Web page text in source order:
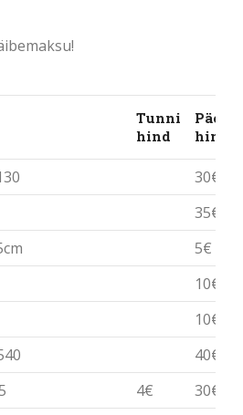
Tunni
hind
Päeva
hind
30€
35€
5€
10€
10€
40€
4€
30€